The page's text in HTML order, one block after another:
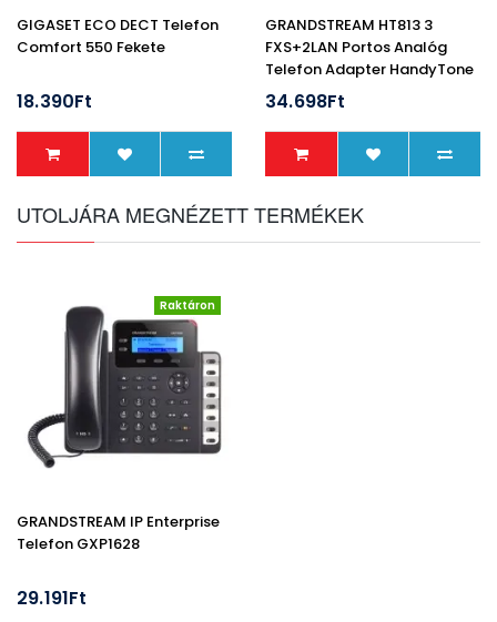
GIGASET ECO DECT Telefon
Comfort 550 Fekete
18.390Ft
GRANDSTREAM HT813 3
FXS+2LAN Portos Analóg
Telefon Adapter HandyTone
34.698Ft
UTOLJÁRA MEGNÉZETT TERMÉKEK
Raktáron
GRANDSTREAM IP Enterprise
Telefon GXP1628
29.191Ft